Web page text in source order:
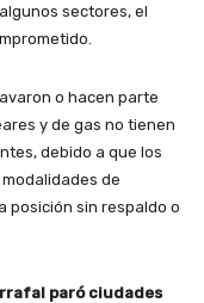
sectores, el
o hacen parte
y de gas no tienen
debido a que los
de
posición sin respaldo o
paró ciudades